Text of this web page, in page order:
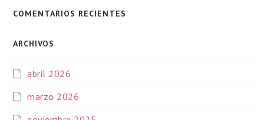
COMENTARIOS RECIENTES
ARCHIVOS
abril 2026
marzo 2026